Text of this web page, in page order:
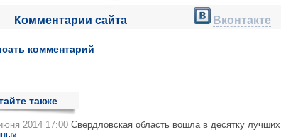
Комментарии сайта Вконтакте
комментарий
также
2014 17:00 Свердловская область вошла в десятку